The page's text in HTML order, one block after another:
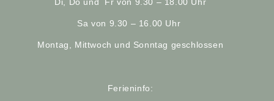
Sa von 9.30 – 16.00 Uhr
Montag, Mittwoch und Sonntag geschlossen
Ferieninfo: